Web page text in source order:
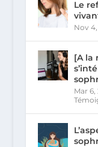
Le
Nov
[A la
Mar 6,